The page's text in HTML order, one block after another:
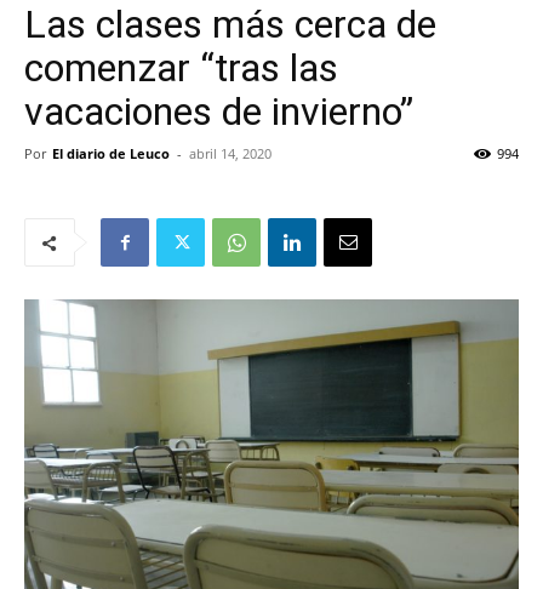
Las clases más cerca de
comenzar “tras las
vacaciones de invierno”
Por El diario de Leuco - abril 14, 2020 994